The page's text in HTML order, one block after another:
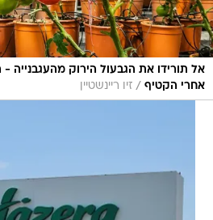
אל תורידו את הגבעול הירוק מהעגבנייה
אחרי הקטיף / זיו ריינשטיין